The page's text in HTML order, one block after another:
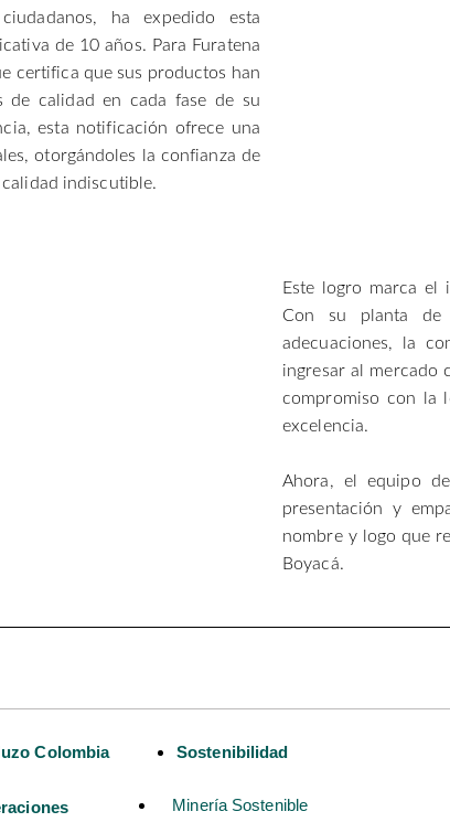
ha expedido esta
de 10 años. Para Furatena
certifica que sus productos han
de calidad en cada fase de su
esta notificación ofrece una
otorgándoles la confianza de
indiscutible.
Este logro marca el
Con su planta de
adecuaciones, la
ingresar al mercado
compromiso con la
excelencia.
Ahora, el equipo
presentación y
nombre y logo que
Boyacá.
Colombia Sostenibilidad
Minería Sostenible